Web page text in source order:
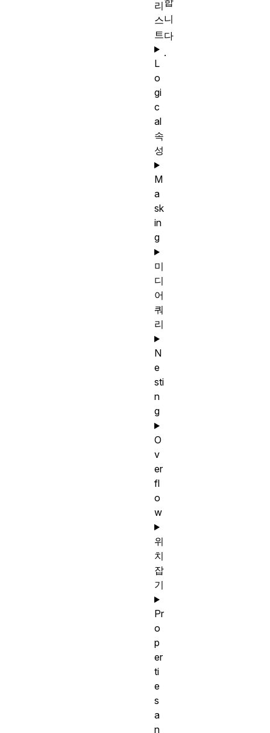
니
다
.
리
스
트
L
o
gi
c
al
속
성
M
a
sk
in
g
미
디
어
쿼
리
N
e
sti
n
g
O
v
er
fl
o
w
위
치
잡
기
Pr
o
p
er
ti
e
s
a
n